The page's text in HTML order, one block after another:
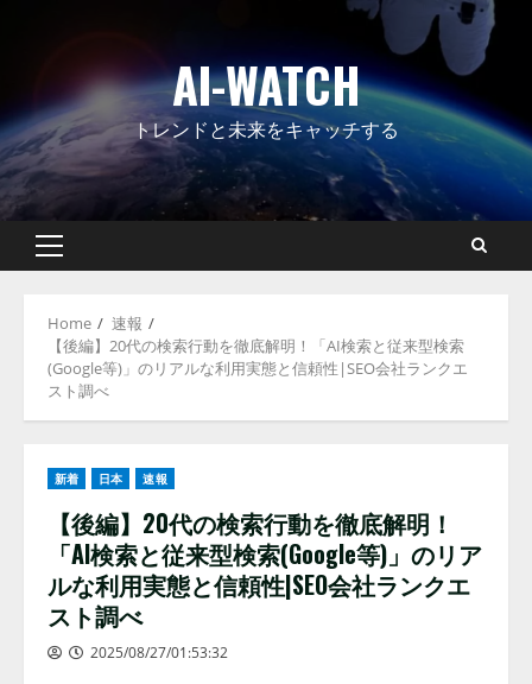
AI-WATCH
トレンドと未来をキャッチする
Primary
Home
速報
【後編】20代の検索行動を徹底解明！「AI検索と従来型検索
(Google等)」のリアルな利用実態と信頼性|SEO会社ランクエ
スト調べ
新着 日本 速報
【後編】20代の検索行動を徹底解明！
「AI検索と従来型検索(Google等)」のリア
ルな利用実態と信頼性|SEO会社ランクエ
スト調べ
2025/08/27/01:53:32